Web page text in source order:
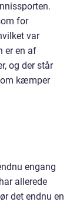
for
var
er en af
og der står
kæmper
engang
allerede
det endnu en